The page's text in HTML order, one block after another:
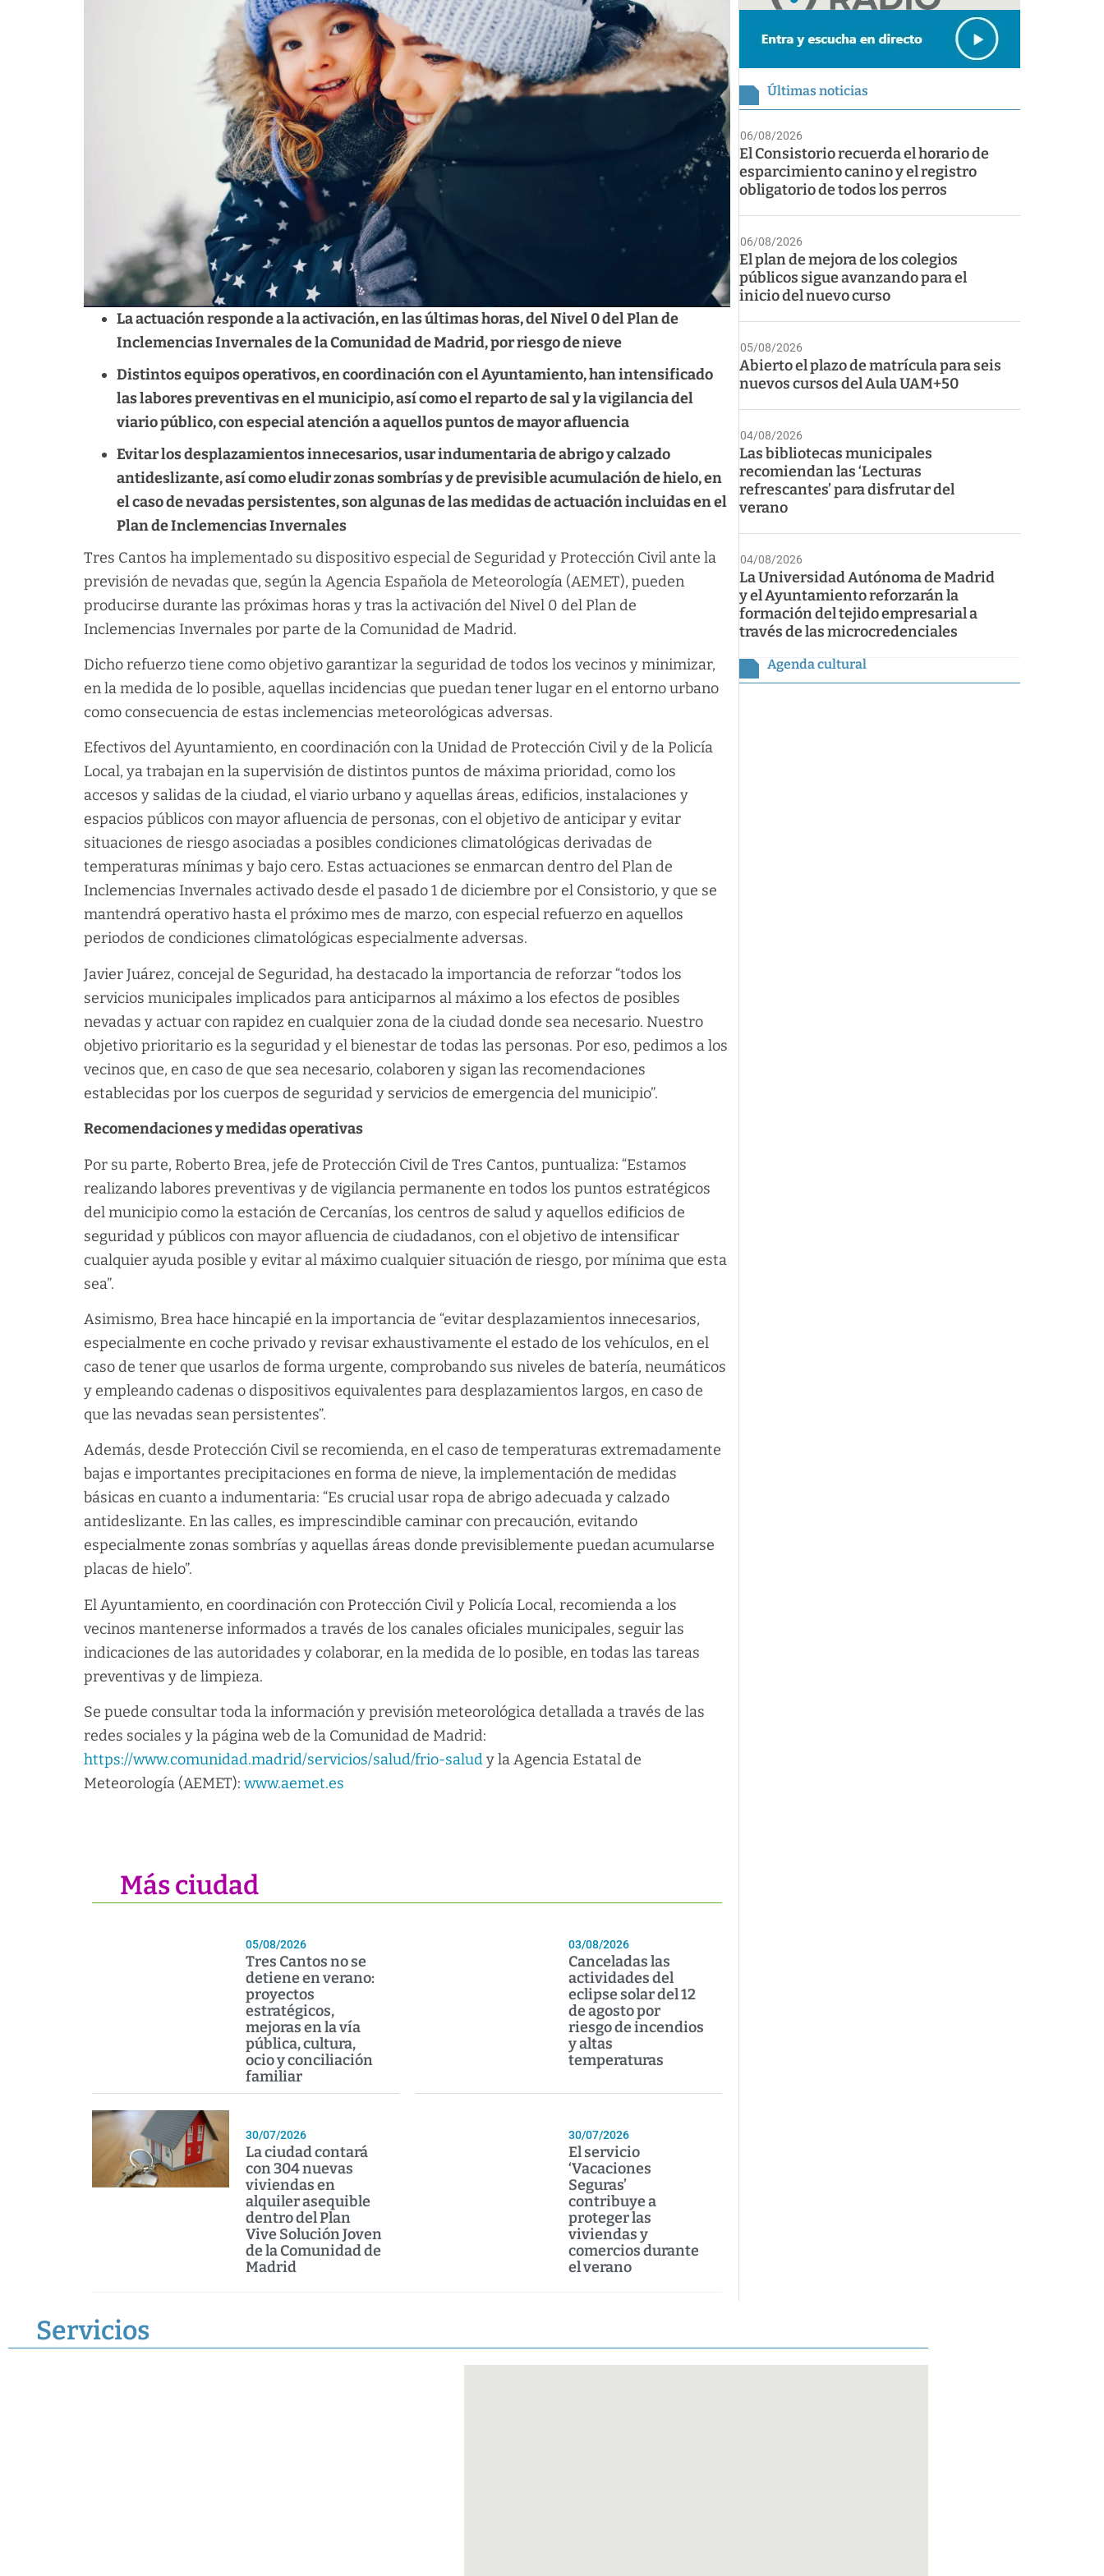
La actuación responde a la activación, en las últimas horas, del Nivel 0 del Plan de
Inclemencias Invernales de la Comunidad de Madrid, por riesgo de nieve
Distintos equipos operativos, en coordinación con el Ayuntamiento, han intensificado
las labores preventivas en el municipio, así como el reparto de sal y la vigilancia del
viario público, con especial atención a aquellos puntos de mayor afluencia
Evitar los desplazamientos innecesarios, usar indumentaria de abrigo y calzado
antideslizante, así como eludir zonas sombrías y de previsible acumulación de hielo, en
el caso de nevadas persistentes, son algunas de las medidas de actuación incluidas en el
Plan de Inclemencias Invernales
Tres Cantos ha implementado su dispositivo especial de Seguridad y Protección Civil ante la
previsión de nevadas que, según la Agencia Española de Meteorología (AEMET), pueden
producirse durante las próximas horas y tras la activación del Nivel 0 del Plan de
Inclemencias Invernales por parte de la Comunidad de Madrid.
Dicho refuerzo tiene como objetivo garantizar la seguridad de todos los vecinos y minimizar,
en la medida de lo posible, aquellas incidencias que puedan tener lugar en el entorno urbano
como consecuencia de estas inclemencias meteorológicas adversas.
Efectivos del Ayuntamiento, en coordinación con la Unidad de Protección Civil y de la Policía
Local, ya trabajan en la supervisión de distintos puntos de máxima prioridad, como los
accesos y salidas de la ciudad, el viario urbano y aquellas áreas, edificios, instalaciones y
espacios públicos con mayor afluencia de personas, con el objetivo de anticipar y evitar
situaciones de riesgo asociadas a posibles condiciones climatológicas derivadas de
temperaturas mínimas y bajo cero. Estas actuaciones se enmarcan dentro del Plan de
Inclemencias Invernales activado desde el pasado 1 de diciembre por el Consistorio, y que se
mantendrá operativo hasta el próximo mes de marzo, con especial refuerzo en aquellos
periodos de condiciones climatológicas especialmente adversas.
Javier Juárez, concejal de Seguridad, ha destacado la importancia de reforzar “todos los
servicios municipales implicados para anticiparnos al máximo a los efectos de posibles
nevadas y actuar con rapidez en cualquier zona de la ciudad donde sea necesario. Nuestro
objetivo prioritario es la seguridad y el bienestar de todas las personas. Por eso, pedimos a los
vecinos que, en caso de que sea necesario, colaboren y sigan las recomendaciones
establecidas por los cuerpos de seguridad y servicios de emergencia del municipio”.
Recomendaciones y medidas operativas
Por su parte, Roberto Brea, jefe de Protección Civil de Tres Cantos, puntualiza: “Estamos
realizando labores preventivas y de vigilancia permanente en todos los puntos estratégicos
del municipio como la estación de Cercanías, los centros de salud y aquellos edificios de
seguridad y públicos con mayor afluencia de ciudadanos, con el objetivo de intensificar
cualquier ayuda posible y evitar al máximo cualquier situación de riesgo, por mínima que esta
sea”.
Asimismo, Brea hace hincapié en la importancia de “evitar desplazamientos innecesarios,
especialmente en coche privado y revisar exhaustivamente el estado de los vehículos, en el
caso de tener que usarlos de forma urgente, comprobando sus niveles de batería, neumáticos
y empleando cadenas o dispositivos equivalentes para desplazamientos largos, en caso de
que las nevadas sean persistentes”.
Además, desde Protección Civil se recomienda, en el caso de temperaturas extremadamente
bajas e importantes precipitaciones en forma de nieve, la implementación de medidas
básicas en cuanto a indumentaria: “Es crucial usar ropa de abrigo adecuada y calzado
antideslizante. En las calles, es imprescindible caminar con precaución, evitando
especialmente zonas sombrías y aquellas áreas donde previsiblemente puedan acumularse
placas de hielo”.
El Ayuntamiento, en coordinación con Protección Civil y Policía Local, recomienda a los
vecinos mantenerse informados a través de los canales oficiales municipales, seguir las
indicaciones de las autoridades y colaborar, en la medida de lo posible, en todas las tareas
preventivas y de limpieza.
Se puede consultar toda la información y previsión meteorológica detallada a través de las
redes sociales y la página web de la Comunidad de Madrid:
https://www.comunidad.madrid/servicios/salud/frio-saludy la Agencia Estatal de
Meteorología (AEMET): www.aemet.es
Más ciudad
05/08/2026
Tres Cantos no se
detiene en verano:
proyectos
estratégicos,
mejoras en la vía
pública, cultura,
ocio y conciliación
familiar
03/08/2026
Canceladas las
actividades del
eclipse solar del 12
de agosto por
riesgo de incendios
y altas
temperaturas
30/07/2026
La ciudad contará
con 304 nuevas
viviendas en
alquiler asequible
dentro del Plan
Vive Solución Joven
de la Comunidad de
Madrid
30/07/2026
El servicio
‘Vacaciones
Seguras’
contribuye a
proteger las
viviendas y
comercios durante
el verano
Últimas noticias
06/08/2026
El Consistorio recuerda el horario de
esparcimiento canino y el registro
obligatorio de todos los perros
06/08/2026
El plan de mejora de los colegios
públicos sigue avanzando para el
inicio del nuevo curso
05/08/2026
Abierto el plazo de matrícula para seis
nuevos cursos del Aula UAM+50
04/08/2026
Las bibliotecas municipales
recomiendan las ‘Lecturas
refrescantes’ para disfrutar del
verano
04/08/2026
La Universidad Autónoma de Madrid
y el Ayuntamiento reforzarán la
formación del tejido empresarial a
través de las microcredenciales
Agenda cultural
Servicios